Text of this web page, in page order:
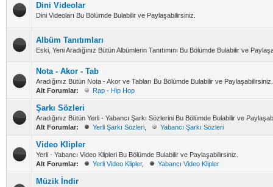
Dini Videolar
Dini Videoları Bu Bölümde Bulabilir ve Paylaşabilirsiniz.
Albüm Tanıtımları
Eski, Yeni Aradığınız Bütün Albümlerin Tanıtımını Bu Bölümde Bulabilir ve
Nota - Akor - Tab
Aradığınız Bütün Nota - Akor ve Tabları Bu Bölümde Bulabilir ve Paylaşabilirsiniz.
Alt Forumlar:
Rap - Hip Hop
Şarkı Sözleri
Aradığınız Bütün Yerli - Yabancı Şarkı Sözlerini Bu Bölümde Bulabilir ve
Alt Forumlar:
Yerli Şarkı Sözleri Yabancı Şarkı Sözleri
Video Klipler
Yerli - Yabancı Video Klipleri Bu Bölümde Bulabilir ve Paylaşabilirsiniz.
Alt Forumlar:
Yerli Video Klipler, Yabancı Video Klipler
Müzik İndir